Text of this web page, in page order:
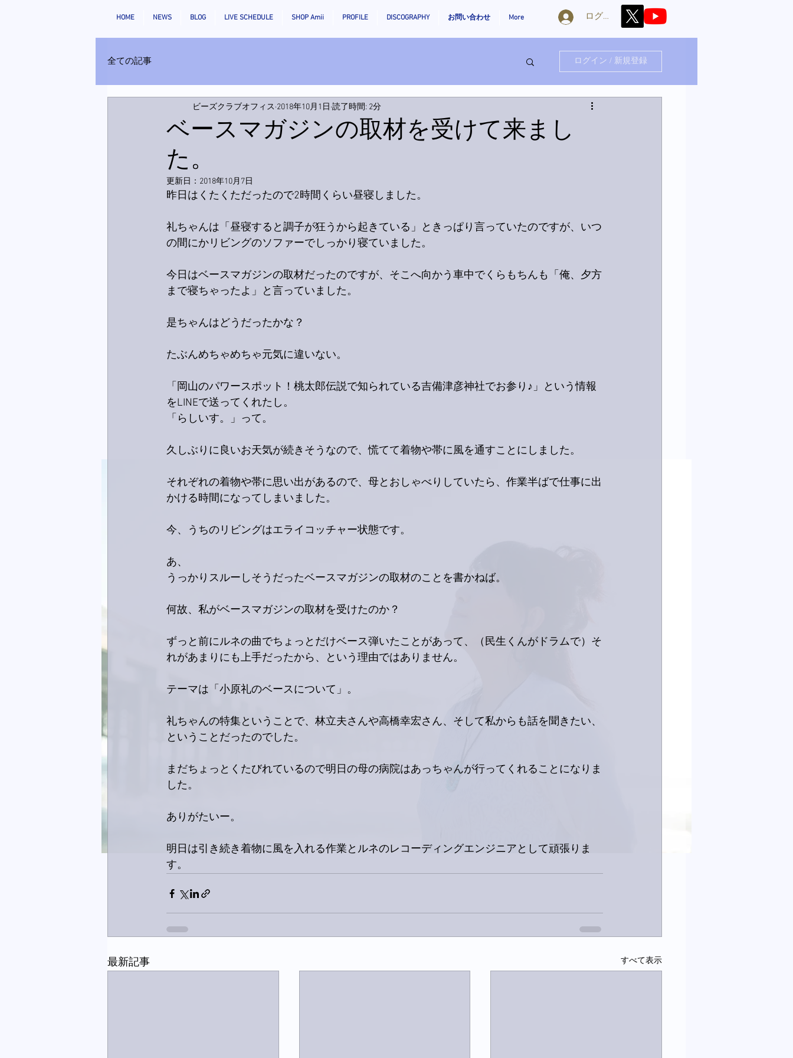
HOME NEWS BLOG LIVE SCHEDULE SHOP Amii PROFILE DISCOGRAPHY お問い合わせ More ログイン
全ての記事 ログイン / 新規登録
ベースマガジンの取材を受けて来まし
た。
ビーズクラブオフィス 2018年10月1日 読了時間: 2分
更新日： 2018年10月7日
昨日はくたくただったので2時間くらい昼寝しました。
礼ちゃんは「昼寝すると調子が狂うから起きている」ときっぱり言っていたのですが、いつ
の間にかリビングのソファーでしっかり寝ていました。
今日はベースマガジンの取材だったのですが、そこへ向かう車中でくらもちんも「俺、夕方
まで寝ちゃったよ」と言っていました。
是ちゃんはどうだったかな？
たぶんめちゃめちゃ元気に違いない。
「岡山のパワースポット！桃太郎伝説で知られている吉備津彦神社でお参り♪」という情報
をLINEで送ってくれたし。
「らしいす。」って。
久しぶりに良いお天気が続きそうなので、慌てて着物や帯に風を通すことにしました。
それぞれの着物や帯に思い出があるので、母とおしゃべりしていたら、作業半ばで仕事に出
かける時間になってしまいました。
今、うちのリビングはエライコッチャー状態です。
あ、
うっかりスルーしそうだったベースマガジンの取材のことを書かねば。
何故、私がベースマガジンの取材を受けたのか？
ずっと前にルネの曲でちょっとだけベース弾いたことがあって、（民生くんがドラムで）そ
れがあまりにも上手だったから、という理由ではありません。
テーマは「小原礼のベースについて」。
礼ちゃんの特集ということで、林立夫さんや高橋幸宏さん、そして私からも話を聞きたい、
ということだったのでした。
まだちょっとくたびれているので明日の母の病院はあっちゃんが行ってくれることになりま
した。
ありがたいー。
明日は引き続き着物に風を入れる作業とルネのレコーディングエンジニアとして頑張りま
す。
最新記事 すべて表示